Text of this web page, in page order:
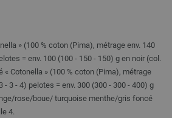
» (100 % coton (Pima), métrage env. 140
= env. 100 (100 - 150 - 150) g en noir (col.
« Cotonella » (100 % coton (Pima), métrage
- 3 - 4) pelotes = env. 300 (300 - 300 - 400) g
rose/boue/ turquoise menthe/gris foncé
4.